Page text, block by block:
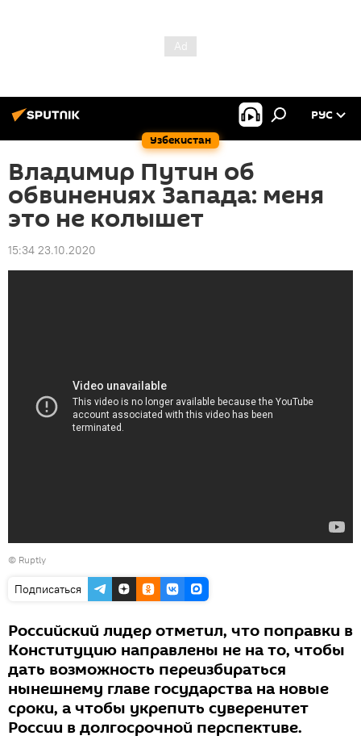
Узбекистан
РУС
Владимир Путин об
обвинениях Запада: меня
это не колышет
15:34 23.10.2020
© Ruptly
Подписаться
Российский лидер отметил, что поправки в
Конституцию направлены не на то, чтобы
дать возможность переизбираться
нынешнему главе государства на новые
сроки, а чтобы укрепить суверенитет
России в долгосрочной перспективе.